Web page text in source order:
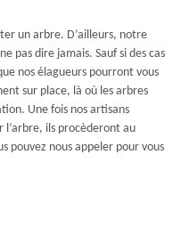
un arbre. D’ailleurs, notre
pas dire jamais. Sauf si des cas
nos élagueurs pourront vous
sur place, là où les arbres
Une fois nos artisans
l’arbre, ils procèderont au
pouvez nous appeler pour vous